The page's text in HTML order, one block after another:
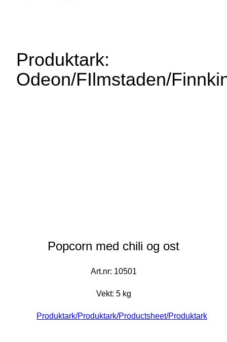
Produktark:
Odeon/FIlmstaden/
Popcorn med chili og ost
Art.nr: 10501
Vekt: 5 kg
Produktark/Produktark/Productsheet/Produktark